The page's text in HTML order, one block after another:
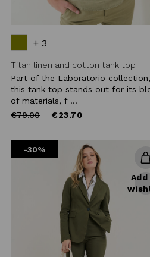
+ 3
Titan linen and cotton tank top
Part of the Laboratorio collection,
this tank top stands out for its
of materials, f ...
Price
€79.00to €23.70
-30%